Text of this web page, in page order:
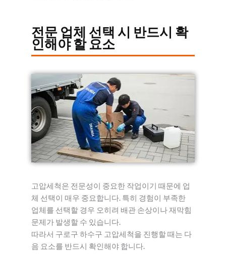
전문 업체 선택 시 반드시 확
인해야 할 요소
고압세척은 전문성이 중요한 작업이기 때문에 업
체 선택이 매우 중요합니다. 특히 경험이 부족한
업체를 선택할 경우 오히려 배관 손상이나 재막힘
문제가 발생할 수 있습니다.
따라서 구로구 하수구 고압세척을 진행할 때는 다
음 요소를 반드시 확인해야 합니다.